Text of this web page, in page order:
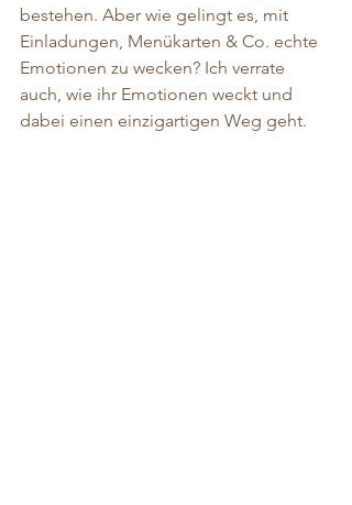
bestehen. Aber wie gelingt es, mit
Einladungen, Menükarten & Co. echte
Emotionen zu wecken? Ich verrate
auch, wie ihr Emotionen weckt und
dabei einen einzigartigen Weg geht.